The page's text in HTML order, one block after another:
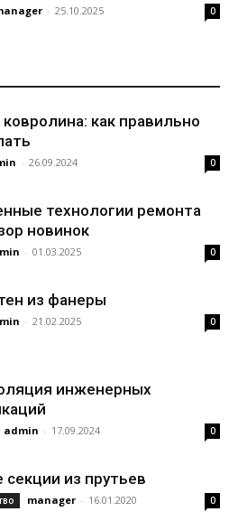
- 25.10.2025 0
как правильно
- 26.09.2024 0
технологии ремонта
новинок
- 01.03.2025 0
из фанеры
- 21.02.2025 0
инженерных
admin - 17.09.2024 0
секции из прутьев
manager - 16.01.2020 0